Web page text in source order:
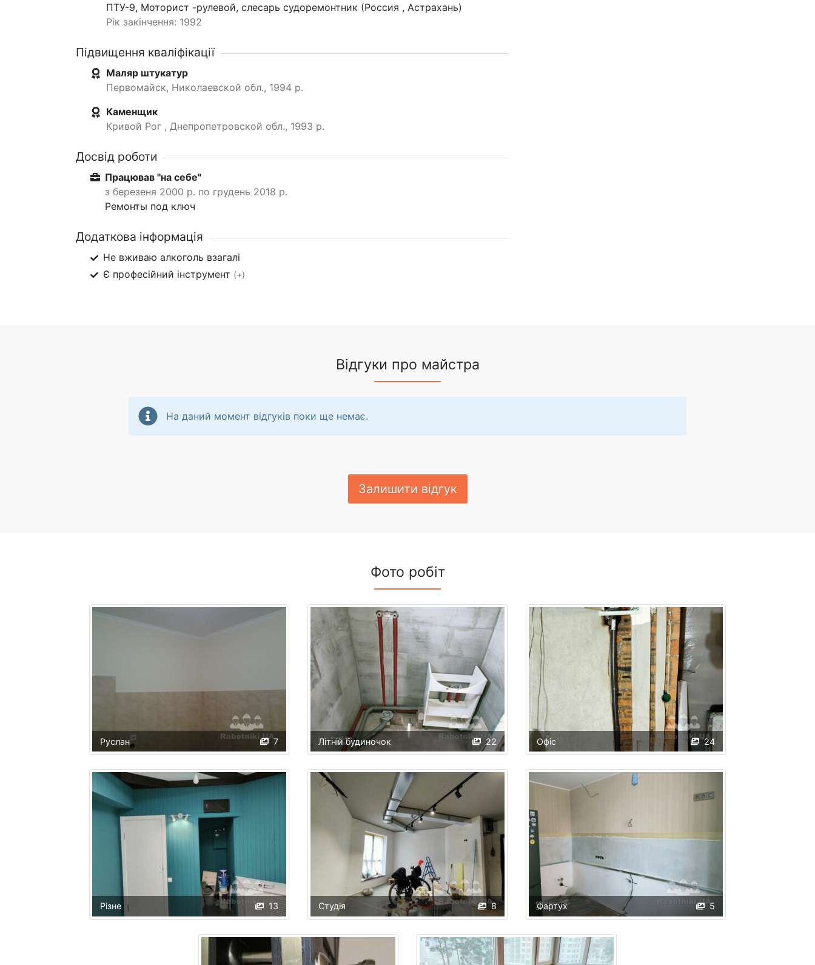
ПТУ-9, Моторист -рулевой, слесарь судоремонтник (Россия , Астрахань)
Рік закінчення: 1992
Підвищення кваліфікації
Маляр штукатур
Первомайск, Николаевской обл., 1994 р.
Каменщик
Кривой Рог , Днепропетровской обл., 1993 р.
Досвід роботи
Працював "на себе"
з березеня 2000 р. по грудень 2018 р.
Ремонты под ключ
Додаткова інформація
Не вживаю алкоголь взагалі
Є професійний інструмент (+)
Відгуки про майстра
На даний момент відгуків поки ще немає.
Залишити відгук
Фото робіт
7
Руслан 22
Літній будиночок 24
Офіс
13
Різне 8
Студія 5
Фартух